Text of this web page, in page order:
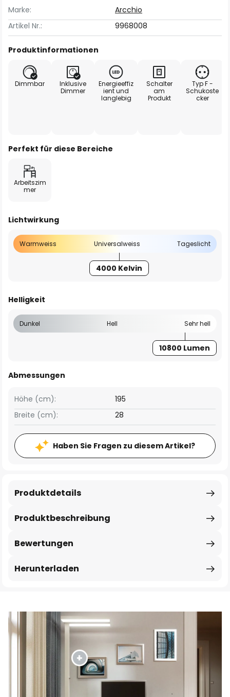
Marke:
Arcchio
Artikel Nr.:
9968008
Produktinformationen
Dimmbar
Inklusive
Dimmer
Energieeffiz
ient und
langlebig
Schalter
am
Produkt
Typ F -
Schukoste
cker
Perfekt für diese Bereiche
Arbeitszim
mer
Lichtwirkung
Warmweiss Universalweiss Tageslicht
4000 Kelvin
Helligkeit
Dunkel Hell Sehr hell
10800 Lumen
Abmessungen
Breite (cm): 28
Höhe (cm): 195
Haben Sie Fragen zu diesem Artikel?
Produktbeschreibung
Produktdetails
Bewertungen
Herunterladen